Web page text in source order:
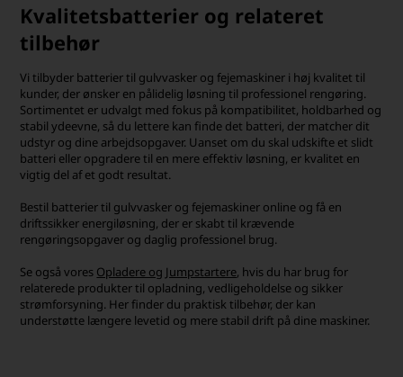
Kvalitetsbatterier og relateret
tilbehør
Vi tilbyder batterier til gulvvasker og fejemaskiner i høj kvalitet til
kunder, der ønsker en pålidelig løsning til professionel rengøring.
Sortimentet er udvalgt med fokus på kompatibilitet, holdbarhed og
stabil ydeevne, så du lettere kan finde det batteri, der matcher dit
udstyr og dine arbejdsopgaver. Uanset om du skal udskifte et slidt
batteri eller opgradere til en mere effektiv løsning, er kvalitet en
vigtig del af et godt resultat.
Bestil batterier til gulvvasker og fejemaskiner online og få en
driftssikker energiløsning, der er skabt til krævende
rengøringsopgaver og daglig professionel brug.
Se også vores Opladere og Jumpstartere, hvis du har brug for
relaterede produkter til opladning, vedligeholdelse og sikker
strømforsyning. Her finder du praktisk tilbehør, der kan
understøtte længere levetid og mere stabil drift på dine maskiner.